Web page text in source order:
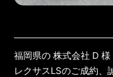
福岡県の 株式会社 D 様
レクサスLSのご成約、